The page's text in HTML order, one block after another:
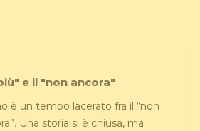
e il "non ancora"
è un tempo lacerato fra il “non
Una storia si è chiusa, ma